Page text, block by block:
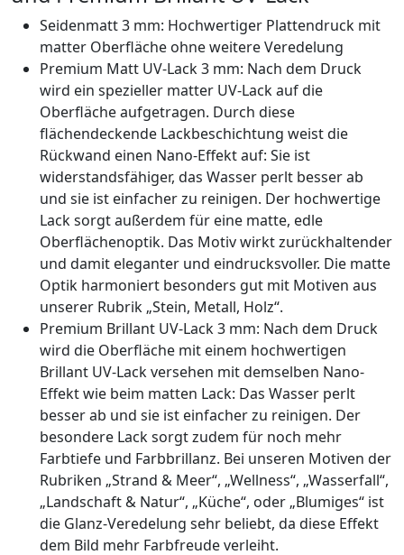
Seidenmatt 3 mm: Hochwertiger Plattendruck mit
matter Oberfläche ohne weitere Veredelung
Premium Matt UV-Lack 3 mm: Nach dem Druck
wird ein spezieller matter UV-Lack auf die
Oberfläche aufgetragen. Durch diese
flächendeckende Lackbeschichtung weist die
Rückwand einen Nano-Effekt auf: Sie ist
widerstandsfähiger, das Wasser perlt besser ab
und sie ist einfacher zu reinigen. Der hochwertige
Lack sorgt außerdem für eine matte, edle
Oberflächenoptik. Das Motiv wirkt zurückhaltender
und damit eleganter und eindrucksvoller. Die matte
Optik harmoniert besonders gut mit Motiven aus
unserer Rubrik „Stein, Metall, Holz“.
Premium Brillant UV-Lack 3 mm: Nach dem Druck
wird die Oberfläche mit einem hochwertigen
Brillant UV-Lack versehen mit demselben Nano-
Effekt wie beim matten Lack: Das Wasser perlt
besser ab und sie ist einfacher zu reinigen. Der
besondere Lack sorgt zudem für noch mehr
Farbtiefe und Farbbrillanz. Bei unseren Motiven der
Rubriken „Strand & Meer“, „Wellness“, „Wasserfall“,
„Landschaft & Natur“, „Küche“, oder „Blumiges“ ist
die Glanz-Veredelung sehr beliebt, da diese Effekt
dem Bild mehr Farbfreude verleiht.